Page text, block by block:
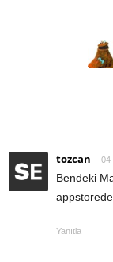
tozcan 04
Bendeki
Yanıtla